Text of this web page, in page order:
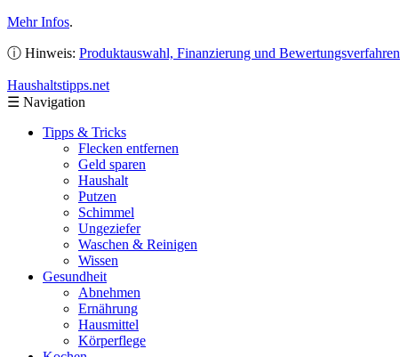
Mehr Infos.
ⓘ Hinweis: Produktauswahl, Finanzierung und Bewertungsverfahren
Haushaltstipps.net
☰ Navigation
Tipps & Tricks
Flecken entfernen
Geld sparen
Haushalt
Putzen
Schimmel
Ungeziefer
Waschen & Reinigen
Wissen
Gesundheit
Abnehmen
Ernährung
Hausmittel
Körperflege